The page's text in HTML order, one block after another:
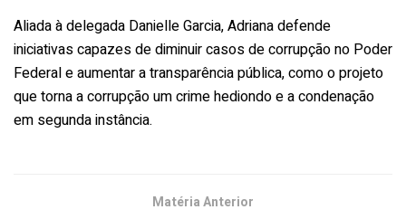
Aliada à delegada Danielle Garcia, Adriana defende
iniciativas capazes de diminuir casos de corrupção no Poder
Federal e aumentar a transparência pública, como o projeto
que torna a corrupção um crime hediondo e a condenação
em segunda instância.
Matéria Anterior